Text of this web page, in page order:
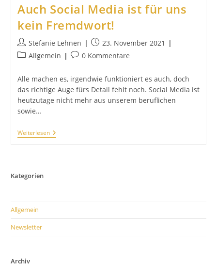
Auch Social Media ist für uns
kein Fremdwort!
Beitrags-
Autor:
Stefanie Lehnen
Beitrag
veröffentlicht:
23. November 2021
Beitrags-
Allgemein
Beitrags-
0 Kommentare
Alle machen es, irgendwie funktioniert es auch, doch
das richtige Auge fürs Detail fehlt noch. Social Media ist
heutzutage nicht mehr aus unserem beruflichen
sowie…
WeiterlesenAuch
Social
Kategorien
Allgemein
Newsletter
Archiv